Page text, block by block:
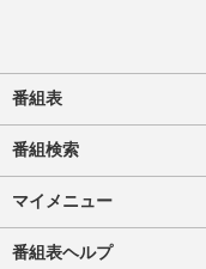
番組表
番組検索
マイメニュー
番組表ヘルプ